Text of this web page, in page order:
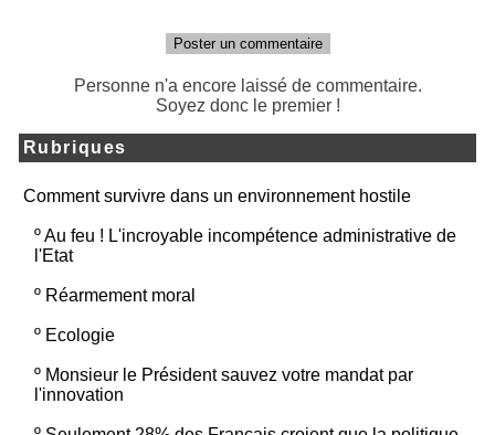
Poster un commentaire
Personne n'a encore laissé de commentaire.
Soyez donc le premier !
Rubriques
Comment survivre dans un environnement hostile
ºAu feu ! L'incroyable incompétence administrative de
l'Etat
º Réarmement moral
º Ecologie
º Monsieur le Président sauvez votre mandat par
l'innovation